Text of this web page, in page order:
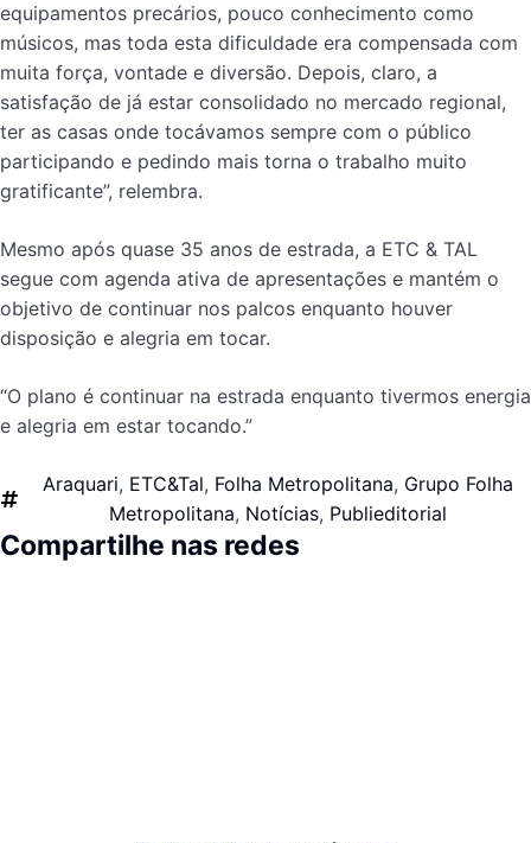
equipamentos precários, pouco conhecimento como
músicos, mas toda esta dificuldade era compensada com
muita força, vontade e diversão. Depois, claro, a
satisfação de já estar consolidado no mercado regional,
ter as casas onde tocávamos sempre com o público
participando e pedindo mais torna o trabalho muito
gratificante”, relembra.
Mesmo após quase 35 anos de estrada, a ETC & TAL
segue com agenda ativa de apresentações e mantém o
objetivo de continuar nos palcos enquanto houver
disposição e alegria em tocar.
“O plano é continuar na estrada enquanto tivermos energia
e alegria em estar tocando.”
Araquari, ETC&Tal, Folha Metropolitana, Grupo Folha
Metropolitana, Notícias, Publieditorial
Compartilhe nas redes